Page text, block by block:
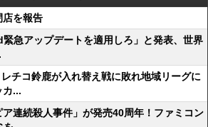
店を報告
急アップデートを適用しろ」と発表、世界
チコ鈴鹿が入れ替え戦に敗れ地域リーグに
...
連続殺人事件」が発売40周年！ファミコン